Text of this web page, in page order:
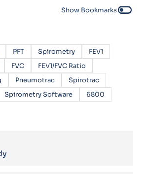
Show Bookmarkstoggle_off
PFT Spirometry
FEV1
FVC
FEV1/FVC Ratio
Pneumotrac
Spirotrac
Spirometry Software
6800